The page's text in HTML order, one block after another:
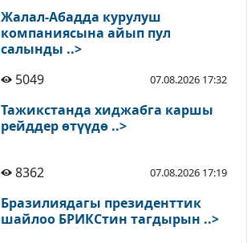
Жалал-Абадда курулуш
компаниясына айып пул
салынды ..>
5049
07.08.2026 17:32
Тажикстанда хиджабга каршы
рейддер өтүүдө ..>
8362 07.08.2026 17:19
Бразилиядагы президенттик
шайлоо БРИКСтин тагдырын ..>